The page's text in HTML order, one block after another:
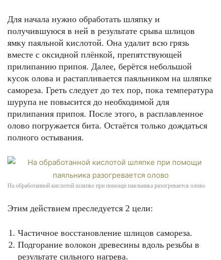
Для начала нужно обработать шляпку и
получившуюся в ней в результате срыва шлицов
ямку паяльной кислотой. Она удалит всю грязь
вместе с оксидной плёнкой, препятствующей
прилипанию припоя. Далее, берётся небольшой
кусок олова и растапливается паяльником на шляпке
самореза. Греть следует до тех пор, пока температура
шурупа не повысится до необходимой для
прилипания припоя. После этого, в расплавленное
олово погружается бита. Остаётся только дождаться
полного остывания.
На обработанной кислотой шляпке при помощи паяльника разогревается олово
Этим действием преследуется 2 цели:
Частичное восстановление шлицов самореза.
Подгорание волокон древесины вдоль резьбы в
результате сильного нагрева.